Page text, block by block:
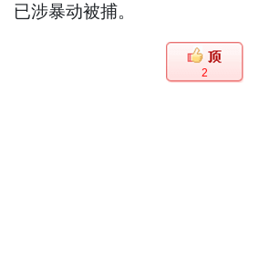
已涉暴动被捕。
2